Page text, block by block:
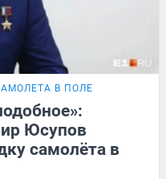
В ПОЛЕ
Юсупов
самолёта в